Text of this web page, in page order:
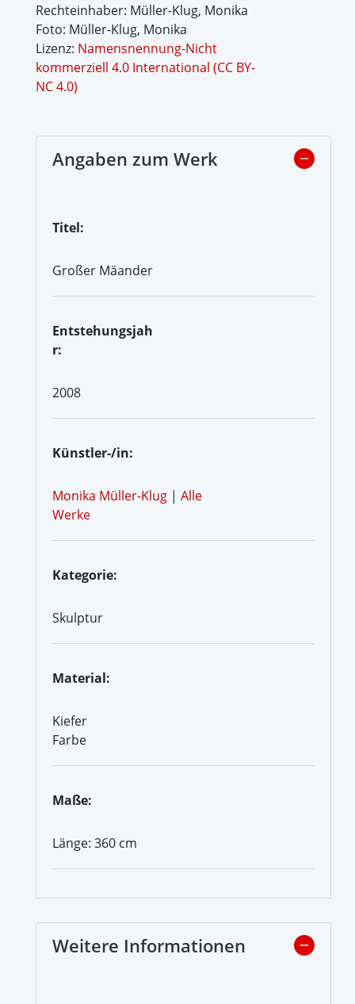
Rechteinhaber: Müller-Klug, Monika
Foto: Müller-Klug, Monika
Lizenz: Namensnennung-Nicht
kommerziell 4.0 International (CC BY-
NC 4.0)
Angaben zum Werk
Titel:
Großer Mäander
Entstehungsjah
r:
2008
Künstler-/in:
Monika Müller-Klug | Alle
Werke
Kategorie:
Skulptur
Material:
Kiefer
Farbe
Maße:
Länge: 360 cm
Weitere Informationen